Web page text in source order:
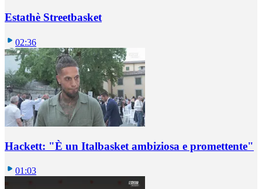
Estathè Streetbasket
02:36
Hackett: "È un Italbasket ambiziosa e promettente"
01:03